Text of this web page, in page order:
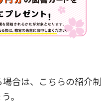
合は、こちらの紹介制
。